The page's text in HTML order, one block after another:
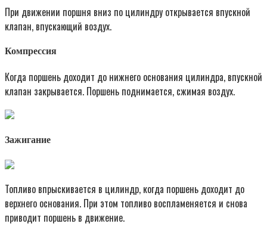
При движении поршня вниз по цилиндру открывается впускной
клапан, впускающий воздух.
Компрессия
Когда поршень доходит до нижнего основания цилиндра, впускной
клапан закрывается. Поршень поднимается, сжимая воздух.
Зажигание
Топливо впрыскивается в цилиндр, когда поршень доходит до
верхнего основания. При этом топливо воспламеняется и снова
приводит поршень в движение.